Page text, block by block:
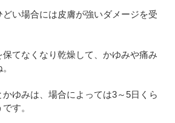
い場合には皮膚が強いダメージを受
てなくなり乾燥して、かゆみや痛み
ゆみは、場合によっては3～5日くら
す。